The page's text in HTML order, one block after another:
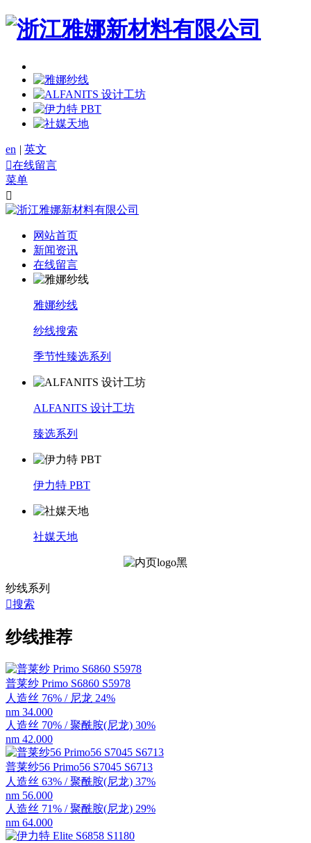
en | 英文
在线留言
菜单

网站首页
新闻资讯
在线留言
雅娜纱线
纱线搜索
季节性臻选系列
ALFANITS 设计工坊
臻选系列
伊力特 PBT
社媒天地
纱线系列
搜索
纱线推荐
普莱纱 Primo S6860 S5978
人造丝 76% / 尼龙 24%
nm 34.000
人造丝 70% / 聚酰胺(尼龙) 30%
nm 42.000
普莱纱56 Primo56 S7045 S6713
人造丝 63% / 聚酰胺(尼龙) 37%
nm 56.000
人造丝 71% / 聚酰胺(尼龙) 29%
nm 64.000